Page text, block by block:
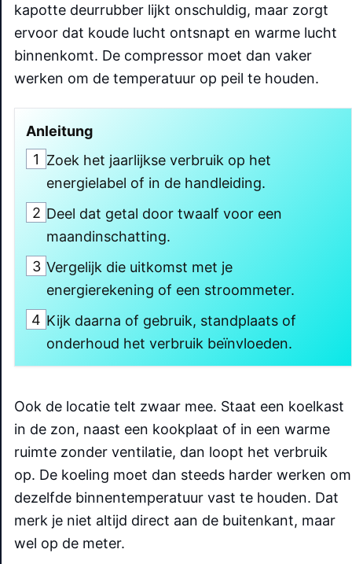
kapotte deurrubber lijkt onschuldig, maar zorgt
ervoor dat koude lucht ontsnapt en warme lucht
binnenkomt. De compressor moet dan vaker
werken om de temperatuur op peil te houden.
Anleitung
1 Zoek het jaarlijkse verbruik op het
energielabel of in de handleiding.
2 Deel dat getal door twaalf voor een
maandinschatting.
3 Vergelijk die uitkomst met je
energierekening of een stroommeter.
4 Kijk daarna of gebruik, standplaats of
onderhoud het verbruik beïnvloeden.
Ook de locatie telt zwaar mee. Staat een koelkast
in de zon, naast een kookplaat of in een warme
ruimte zonder ventilatie, dan loopt het verbruik
op. De koeling moet dan steeds harder werken om
dezelfde binnentemperatuur vast te houden. Dat
merk je niet altijd direct aan de buitenkant, maar
wel op de meter.